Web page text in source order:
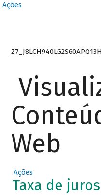
Ações
Web
Ações
Taxa de juros